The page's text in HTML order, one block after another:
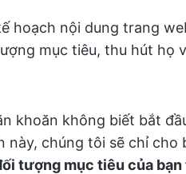
hoạch nội dung trang
mục tiêu, thu hút họ
khoăn không biết bắt
này, chúng tôi sẽ chỉ cho
tượng mục tiêu của